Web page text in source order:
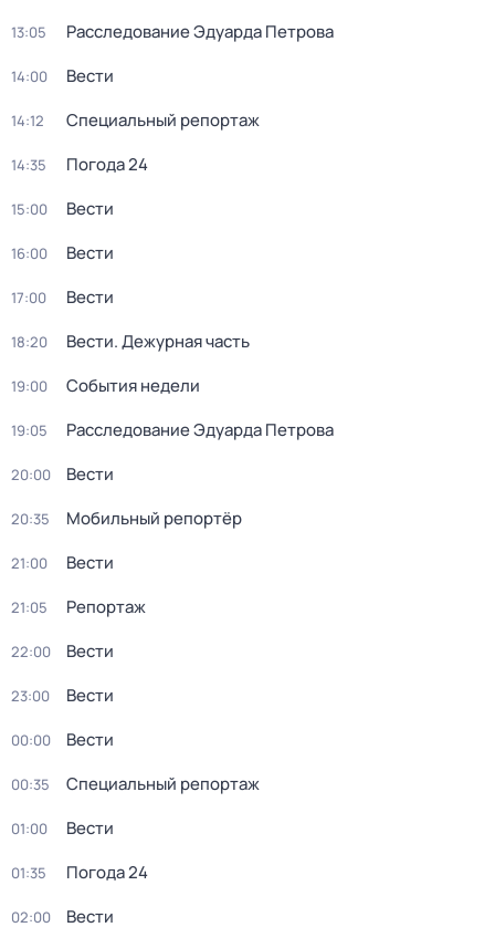
13:05 Расследование Эдуарда Петрова
14:00 Вести
14:12 Специальный репортаж
14:35 Погода 24
15:00 Вести
16:00 Вести
17:00 Вести
18:20 Вести. Дежурная часть
19:00 События недели
19:05 Расследование Эдуарда Петрова
20:00 Вести
20:35 Мобильный репортёр
21:00 Вести
21:05 Репортаж
22:00 Вести
23:00 Вести
00:00 Вести
00:35 Специальный репортаж
01:00 Вести
01:35 Погода 24
02:00 Вести